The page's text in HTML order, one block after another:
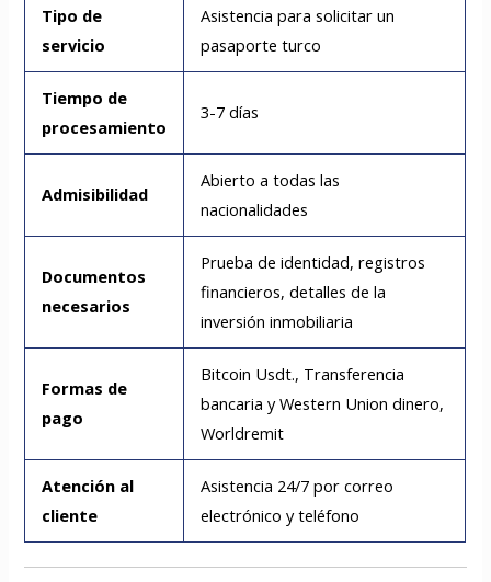
Tipo de
servicio
Asistencia para solicitar un
pasaporte turco
Tiempo de
procesamiento
3-7 días
Admisibilidad
Abierto a todas las
nacionalidades
Documentos
necesarios
Prueba de identidad, registros
financieros, detalles de la
inversión inmobiliaria
Formas de
pago
Bitcoin Usdt., Transferencia
bancaria y Western Union dinero,
Worldremit
Atención al
cliente
Asistencia 24/7 por correo
electrónico y teléfono